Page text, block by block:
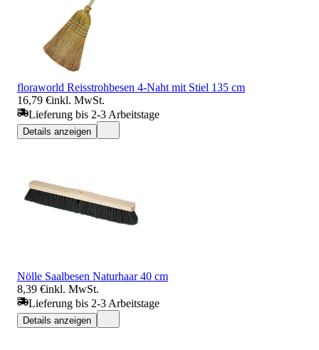
floraworld Reisstrohbesen 4-Naht mit Stiel 135 cm
16,79 €inkl. MwSt.
Lieferung bis 2-3 Arbeitstage
Details anzeigen
Nölle Saalbesen Naturhaar 40 cm
8,39 €inkl. MwSt.
Lieferung bis 2-3 Arbeitstage
Details anzeigen